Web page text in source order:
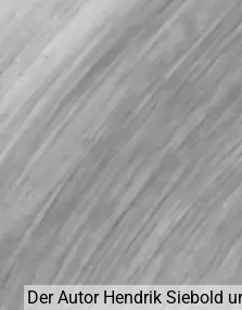
Der Autor Hendrik Siebold